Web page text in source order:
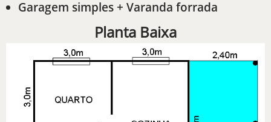
Garagem simples + Varanda forrada
Planta Baixa